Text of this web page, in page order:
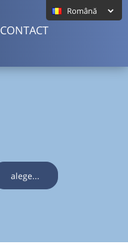
CONTACT
alege...